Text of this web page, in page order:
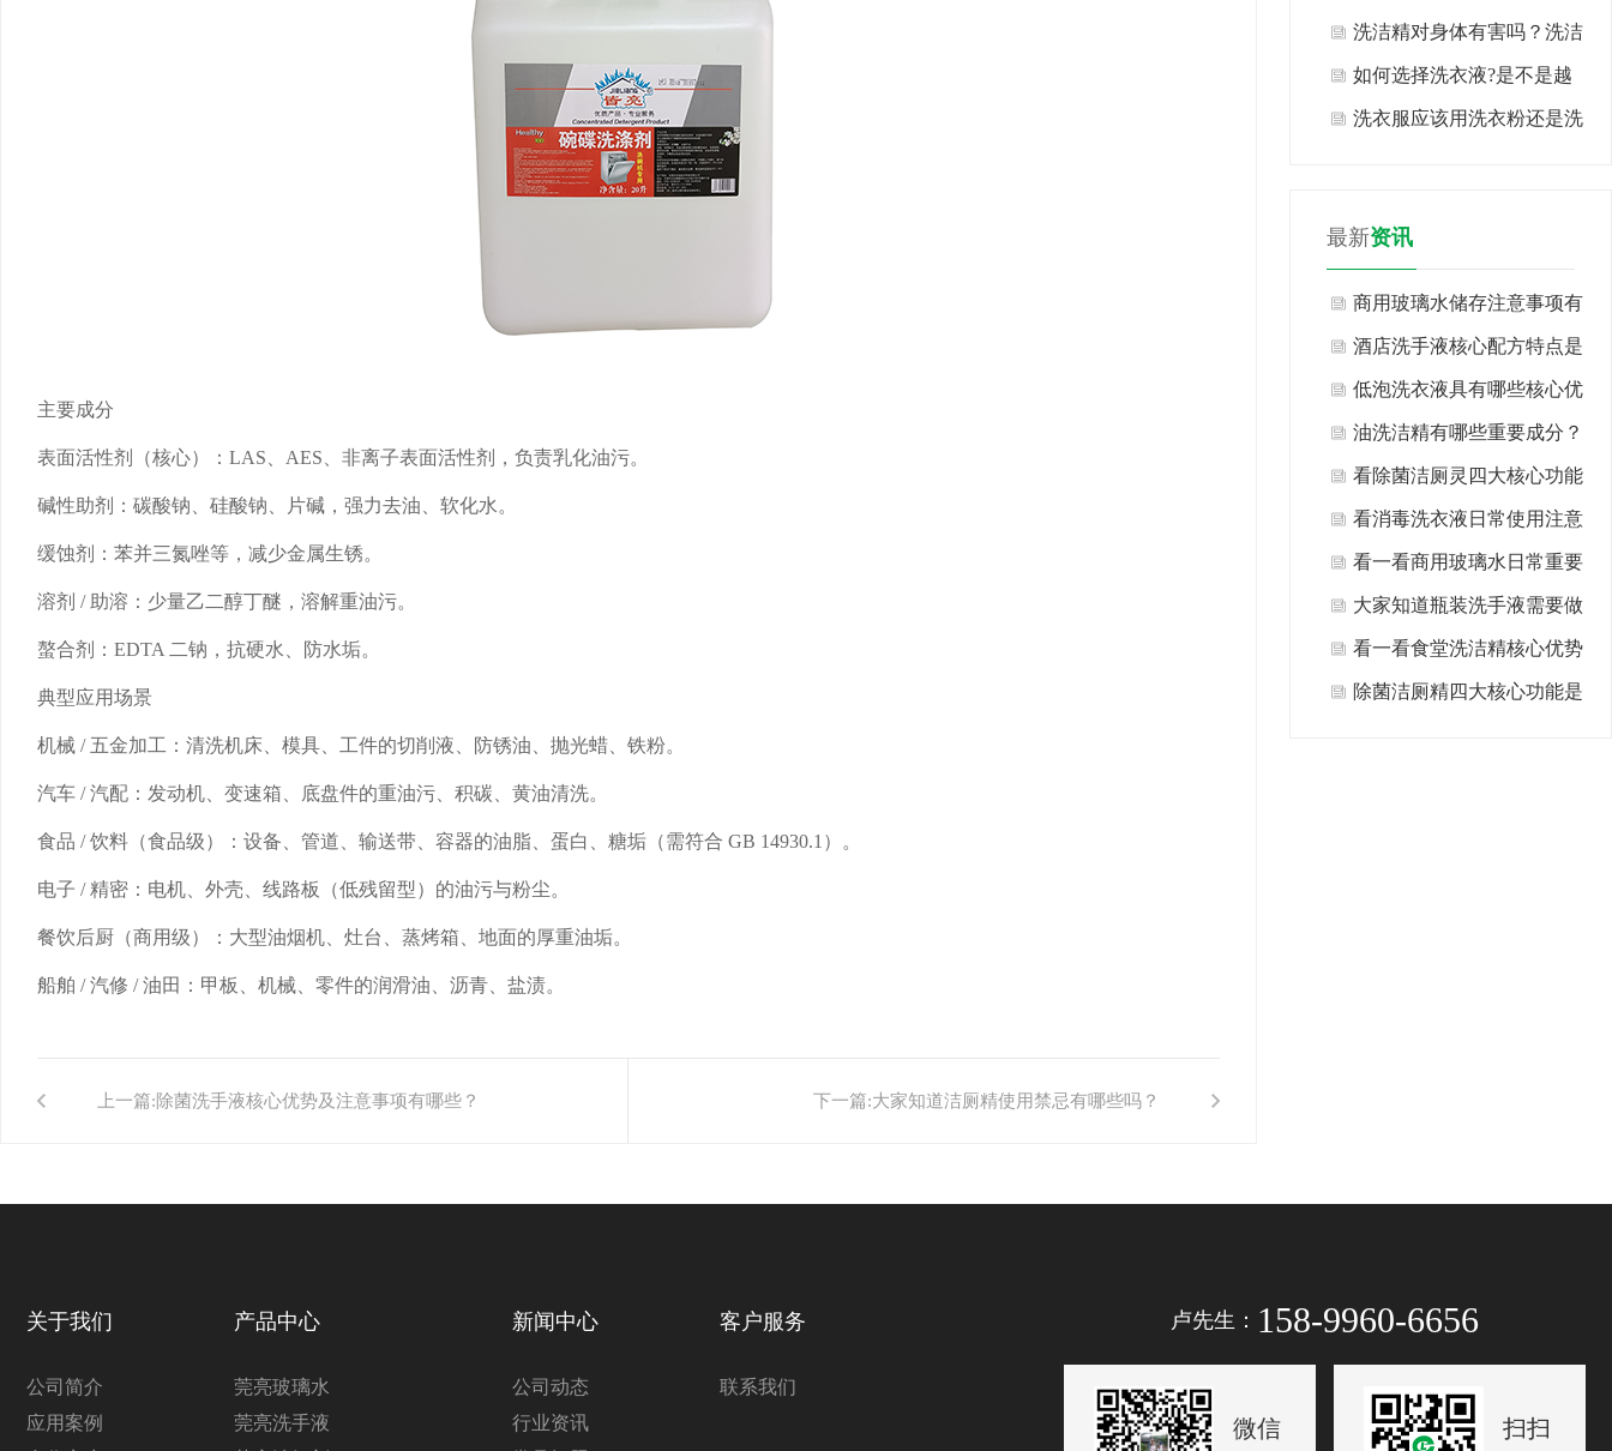
主要成分
表面活性剂（核心）：LAS、AES、非离子表面活性剂，负责乳化油污。
碱性助剂：碳酸钠、硅酸钠、片碱，强力去油、软化水。
缓蚀剂：苯并三氮唑等，减少金属生锈。
溶剂 / 助溶：少量乙二醇丁醚，溶解重油污。
螯合剂：EDTA 二钠，抗硬水、防水垢。
典型应用场景
机械 / 五金加工：清洗机床、模具、工件的切削液、防锈油、抛光蜡、铁粉。
汽车 / 汽配：发动机、变速箱、底盘件的重油污、积碳、黄油清洗。
食品 / 饮料（食品级）：设备、管道、输送带、容器的油脂、蛋白、糖垢（需符合 GB 14930.1）。
电子 / 精密：电机、外壳、线路板（低残留型）的油污与粉尘。
餐饮后厨（商用级）：大型油烟机、灶台、蒸烤箱、地面的厚重油垢。
船舶 / 汽修 / 油田：甲板、机械、零件的润滑油、沥青、盐渍。
上一篇:除菌洗手液核心优势及注意事项有哪些？ 下一篇:大家知道洁厕精使用禁忌有哪些吗？
点？
洗洁精对身体有害吗？洗洁
精生产厂家告诉你现在知道
也许还不算晚！
如何选择洗衣液?是不是越
浓越好?
洗衣服应该用洗衣粉还是洗
最新资讯
商用玻璃水储存注意事项有
哪些方面？
酒店洗手液核心配方特点是
什么?
低泡洗衣液具有哪些核心优
势值得选择？
油洗洁精有哪些重要成分？
看除菌洁厕灵四大核心功能
是什么？
看消毒洗衣液日常使用注意
事项有哪些方面？
看一看商用玻璃水日常重要
用途有哪些？
大家知道瓶装洗手液需要做
哪些日常清洁保养吗？
看一看食堂洗洁精核心优势
是什么？
除菌洁厕精四大核心功能是
关于我们
公司简介
应用案例
产品中心
莞亮玻璃水
莞亮洗手液
新闻中心
公司动态
行业资讯
客户服务
联系我们
卢先生： 158-9960-6656
微信 扫扫